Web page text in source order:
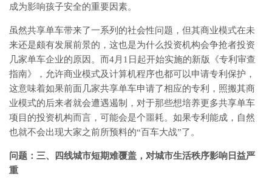
成为影响孩子安全的重要因素。
虽然共享单车带来了一系列的社会性问题，但其商业模式在未
来还是颇有发展前景的，这也是为什么投资机构会争抢者投资
几家单车企业的原因。而4月1日起开始实施的新版《专利审查
指南》，允许商业模式及计算机程序也都可以申请专利保护，
这意味着如果前面几家共享单车申请了相应的专利，照搬其商
业模式的后来者就会遭遇遏制，对于那些想培养更多共享单车
项目的投资机构而言，可能会是个噩耗。如果专利能成，自然
也就不会出现大家之前所预料的“百车大战”了。
问题：三、四线城市短期难覆盖，对城市生活秩序影响日益严
重